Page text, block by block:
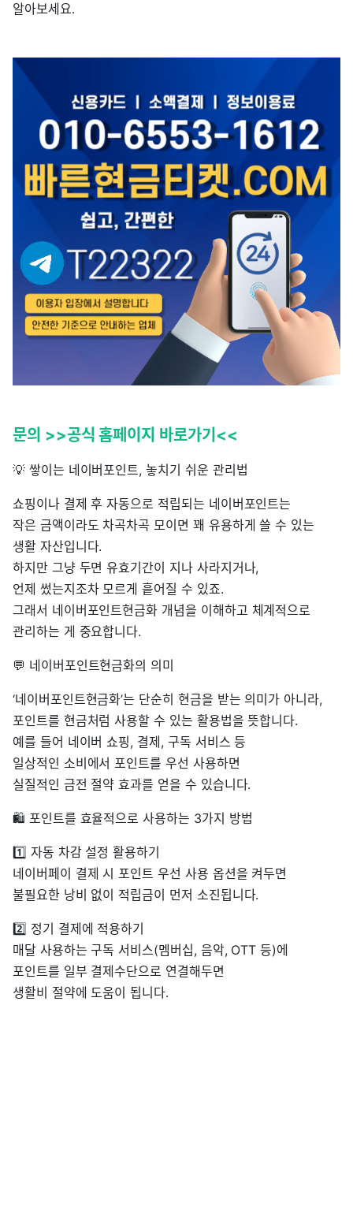
알아보세요.
문의 >>공식 홈페이지 바로가기<<
💡 쌓이는 네이버포인트, 놓치기 쉬운 관리법
쇼핑이나 결제 후 자동으로 적립되는 네이버포인트는
작은 금액이라도 차곡차곡 모이면 꽤 유용하게 쓸 수 있는
생활 자산입니다.
하지만 그냥 두면 유효기간이 지나 사라지거나,
언제 썼는지조차 모르게 흩어질 수 있죠.
그래서 네이버포인트현금화 개념을 이해하고 체계적으로
관리하는 게 중요합니다.
💬 네이버포인트현금화의 의미
‘네이버포인트현금화’는 단순히 현금을 받는 의미가 아니라,
포인트를 현금처럼 사용할 수 있는 활용법을 뜻합니다.
예를 들어 네이버 쇼핑, 결제, 구독 서비스 등
일상적인 소비에서 포인트를 우선 사용하면
실질적인 금전 절약 효과를 얻을 수 있습니다.
🛍️ 포인트를 효율적으로 사용하는 3가지 방법
1️⃣ 자동 차감 설정 활용하기
네이버페이 결제 시 포인트 우선 사용 옵션을 켜두면
불필요한 낭비 없이 적립금이 먼저 소진됩니다.
2️⃣ 정기 결제에 적용하기
매달 사용하는 구독 서비스(멤버십, 음악, OTT 등)에
포인트를 일부 결제수단으로 연결해두면
생활비 절약에 도움이 됩니다.